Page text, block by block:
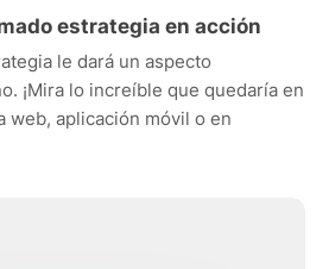
estrategia en acción
le dará un aspecto
¡Mira lo increíble que quedaría en
web, aplicación móvil o en